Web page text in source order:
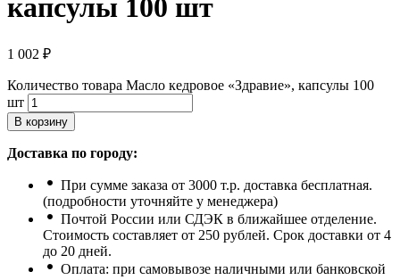
капсулы 100 шт
1 002 ₽
Количество товара Масло кедровое «Здравие», капсулы 100
шт
В корзину
Доставка по городу:
При сумме заказа от 3000 т.р. доставка бесплатная.
(подробности уточняйте у менеджера)
Почтой России или СДЭК в ближайшее отделение.
Стоимость составляет от 250 рублей. Срок доставки от 4
до 20 дней.
Оплата: при самовывозе наличными или банковской